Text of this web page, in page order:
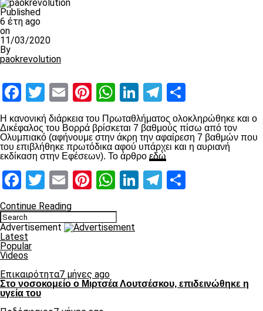
Published
6 έτη ago
on
11/03/2020
By
paokrevolution
Facebook
Twitter
EmailPinterest
WhatsApp
LinkedIn
Telegram
Η κανονική διάρκεια του Πρωταθλήματος ολοκληρώθηκε και ο
Δικέφαλος του Βορρά βρίσκεται 7 βαθμούς πίσω από τον
Ολυμπιακό (αφήνουμε στην άκρη την αφαίρεση 7 βαθμών που
του επιβλήθηκε πρωτόδικα αφού υπάρχει και η αυριανή
εκδίκαση στην Εφέσεων). Το άρθρο εδώ
Facebook
Twitter
EmailPinterest
WhatsApp
LinkedIn
Telegram
Continue Reading
Advertisement
Latest
Popular
Videos
Επικαιρότητα7 μήνες ago
Στο νοσοκομείο ο Μιρτσέα Λουτσέσκου, επιδεινώθηκε η
υγεία του